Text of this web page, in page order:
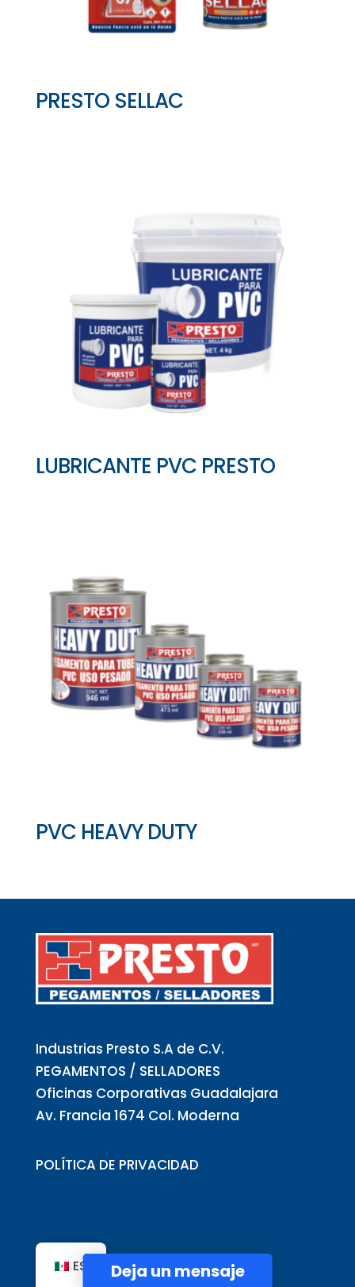
PRESTO SELLAC
LUBRICANTE PVC PRESTO
PVC HEAVY DUTY
Industrias Presto S.A de C.V.
PEGAMENTOS / SELLADORES
Oficinas Corporativas Guadalajara
Av. Francia 1674 Col. Moderna
POLÍTICA DE PRIVACIDAD
IPRESTO
ES Deja un mensaje